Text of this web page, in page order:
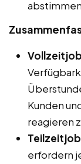
Kunden
reagieren
erfordern